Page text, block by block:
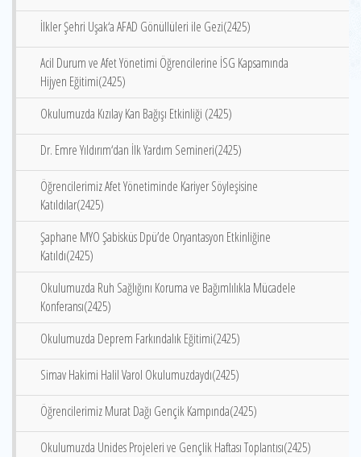
İlkler Şehri Uşak‘a AFAD Gönüllüleri ile Gezi(2425)
Acil Durum ve Afet Yönetimi Öğrencilerine İSG Kapsamında
Hijyen Eğitimi(2425)
Okulumuzda Kızılay Kan Bağışı Etkinliği (2425)
Dr. Emre Yıldırım‘dan İlk Yardım Semineri(2425)
Öğrencilerimiz Afet Yönetiminde Kariyer Söyleşisine
Katıldılar(2425)
Şaphane MYO Şabisküs Dpü’de Oryantasyon Etkinliğine
Katıldı(2425)
Okulumuzda Ruh Sağlığını Koruma ve Bağımlılıkla Mücadele
Konferansı(2425)
Okulumuzda Deprem Farkındalık Eğitimi(2425)
Simav Hakimi Halil Varol Okulumuzdaydı(2425)
Öğrencilerimiz Murat Dağı Gençik Kampında(2425)
Okulumuzda Unides Projeleri ve Gençlik Haftası Toplantısı(2425)